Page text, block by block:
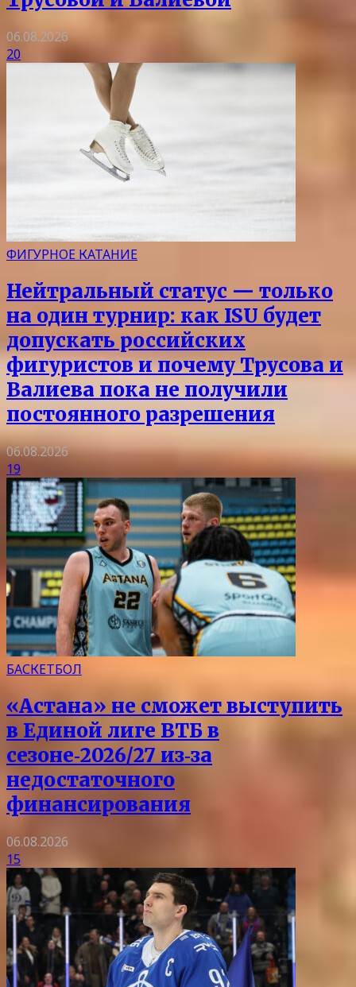
06.08.2026
20
ФИГУРНОЕ КАТАНИЕ
Нейтральный статус — только
на один турнир: как ISU будет
допускать российских
фигуристов и почему Трусова и
Валиева пока не получили
постоянного разрешения
06.08.2026
19
БАСКЕТБОЛ
«Астана» не сможет выступить
в Единой лиге ВТБ в
сезоне‑2026/27 из‑за
недостаточного
финансирования
06.08.2026
15